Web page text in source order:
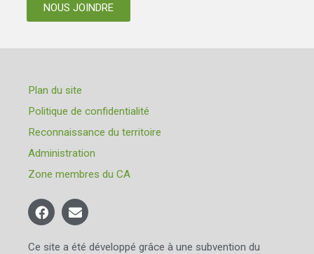
NOUS JOINDRE
Plan du site
Politique de confidentialité
Reconnaissance du territoire
Administration
Zone membres du CA
Ce site a été développé grâce à une subvention du